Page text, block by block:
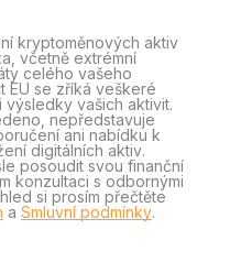
kryptoměnových aktiv
včetně extrémní
celého vašeho
EU se zříká veškeré
vašich aktivit.
nepředstavuje
ani nabídku k
digitálních aktiv.
posoudit svou finanční
konzultaci s odbornými
si prosím přečtěte
a Smluvní podmínky.